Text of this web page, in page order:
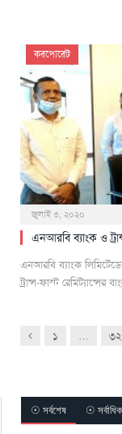
করপোরেট
জুলাই ৩, ২০২০
এনআরবি ব্যাংক ও
এনআরবি ব্যাংক
ট্রান্স-ফাস্ট রেমিট্যান্সের
Previous
১ … ৩২
☉ সর্বশেষ ☉